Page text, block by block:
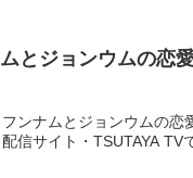
とジョンウムの恋
ンナムとジョンウムの
信サイト・TSUTAYA